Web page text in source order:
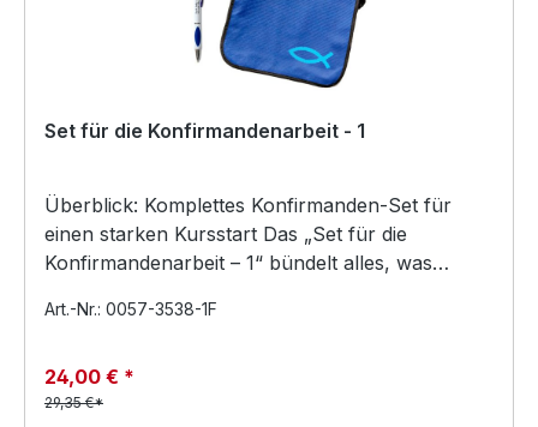
Set für die Konfirmandenarbeit - 1
Überblick: Komplettes Konfirmanden-Set für
einen starken Kursstart Das „Set für die
Konfirmandenarbeit – 1“ bündelt alles, was
Art.-Nr.: 0057-3538-1F
24,00 € *
29,35 €*